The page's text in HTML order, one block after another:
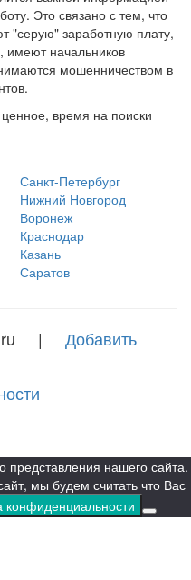
Это связано с тем, что
"серую" заработную плату,
начальников
мошенничеством в
время на поиски
Санкт-Петербург
Нижний Новгород
Воронеж
Краснодар
Казань
Саратов
| Добавить
представления нашего сайта.
мы будем считать что Вас
конфиденциальности